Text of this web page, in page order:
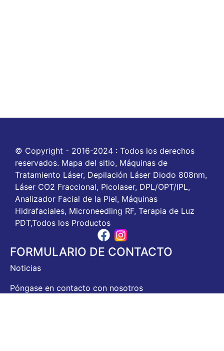
© Copyright - 2016-2024 : Todos los derechos
reservados. Mapa del sitio, Máquinas de
Tratamiento Láser, Depilación Láser Diodo 808nm,
Láser CO2 Fraccional, Picolaser, DPL/OPT/IPL,
Analizador Facial de la Piel, Máquinas
Hidrafaciales, Microneedling RF, Terapia de Luz
PDT,Todos los Productos
FORMULARIO DE CONTACTO
Noticias
Póngase en contacto con nosotros